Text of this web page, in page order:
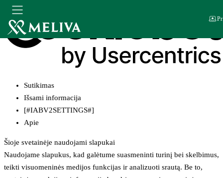
Sutikimas
Išsami informacija
[#IABV2SETTINGS#]
Apie
Šioje svetainėje naudojami slapukai
Naudojame slapukus, kad galėtume suasmeninti turinį bei skelbimus,
teikti visuomeninės medijos funkcijas ir analizuoti srautą. Be to,